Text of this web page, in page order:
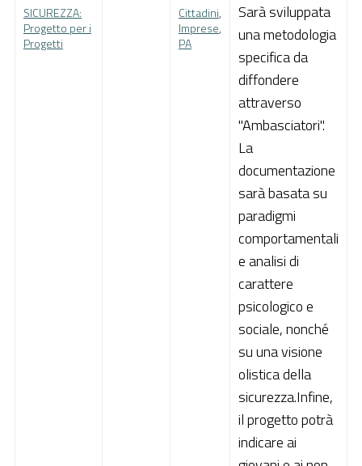
Contatti
SICUREZZA:
Progetto per i
Progetti
Cittadini,
Imprese,
PA
Sarà sviluppata
una metodologia
specifica da
diffondere
attraverso
"Ambasciatori".
La
documentazione
sarà basata su
paradigmi
comportamentali
e analisi di
carattere
psicologico e
sociale, nonché
su una visione
olistica della
sicurezza.Infine,
il progetto potrà
indicare ai